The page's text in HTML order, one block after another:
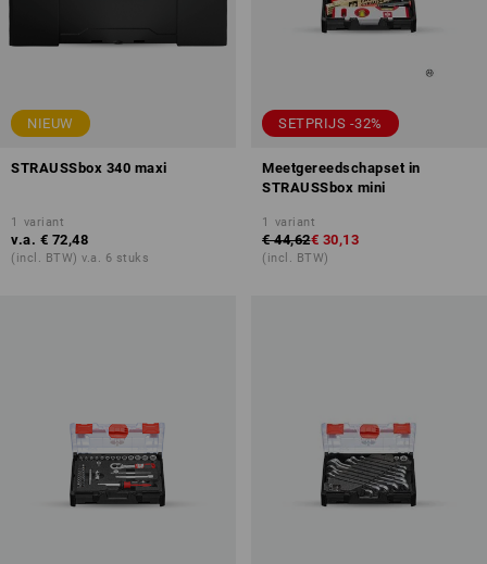
NIEUW
STRAUSSbox 340 maxi
1 variant
v.a. € 72,48
(incl. BTW) v.a. 6 stuks
SETPRIJS -32%
Meetgereedschapset in
STRAUSSbox mini
1 variant
€ 44,62€ 30,13
(incl. BTW)